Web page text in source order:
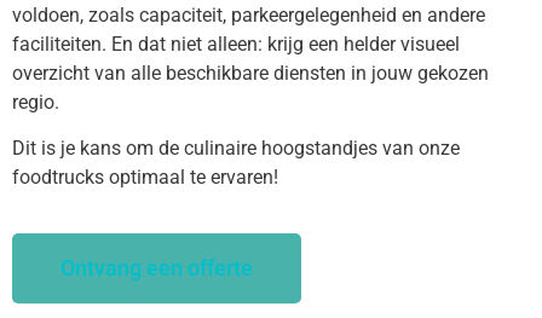
voldoen, zoals capaciteit, parkeergelegenheid en andere
faciliteiten. En dat niet alleen: krijg een helder visueel
overzicht van alle beschikbare diensten in jouw gekozen
regio.
Dit is je kans om de culinaire hoogstandjes van onze
foodtrucks optimaal te ervaren!
Ontvang een offerte